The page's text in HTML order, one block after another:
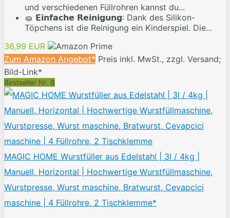
und verschiedenen Füllrohren kannst du...
🧽 𝗘𝗶𝗻𝗳𝗮𝗰𝗵𝗲 𝗥𝗲𝗶𝗻𝗶𝗴𝘂𝗻𝗴: Dank des Silikon-
Töpchens ist die Reinigung ein Kinderspiel. Die...
36,99 EUR
Zum Amazon Angebot* Preis inkl. MwSt., zzgl. Versand;
Bild-Link*
Bestseller Nr. 8
MAGIC HOME Wurstfüller aus Edelstahl | 3l / 4kg |
Manuell, Horizontal | Hochwertige Wurstfüllmaschine,
Wurstpresse, Wurst maschine, Bratwurst, Cevapcici
maschine | 4 Füllrohre, 2 Tischklemme*